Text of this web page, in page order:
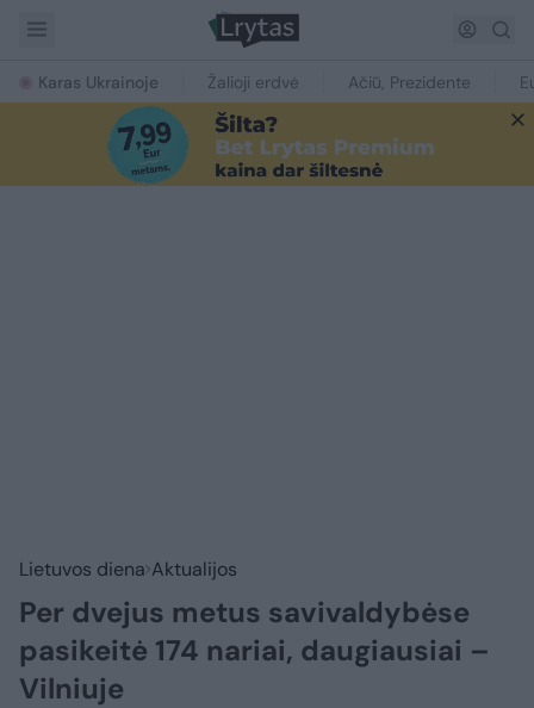
Karas Ukrainoje Žalioji erdvė Ačiū, Prezidente
Lietuvos diena Aktualijos
Per dvejus metus savivaldybėse
pasikeitė 174 nariai, daugiausiai –
Vilniuje